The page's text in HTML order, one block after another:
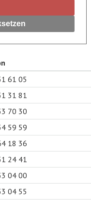
61 05
31 81
70 30
59 59
18 36
24 41
04 00
04 55